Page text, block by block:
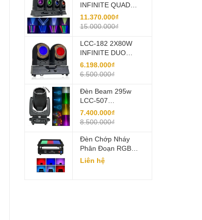
INFINITE QUAD
TORNADO
11.370.000₫
15.000.000₫
LCC-182 2X80W
INFINITE DUO
TORNADO
6.198.000₫
6.500.000₫
Đèn Beam 295w
LCC-507
295W/310W PRISM
KING BEAM | MAIN
Đèn Philips
7.400.000₫
8.500.000₫
Đèn Chớp Nháy
Phân Đoạn RGB
1080 LCC-309S
Liên hệ